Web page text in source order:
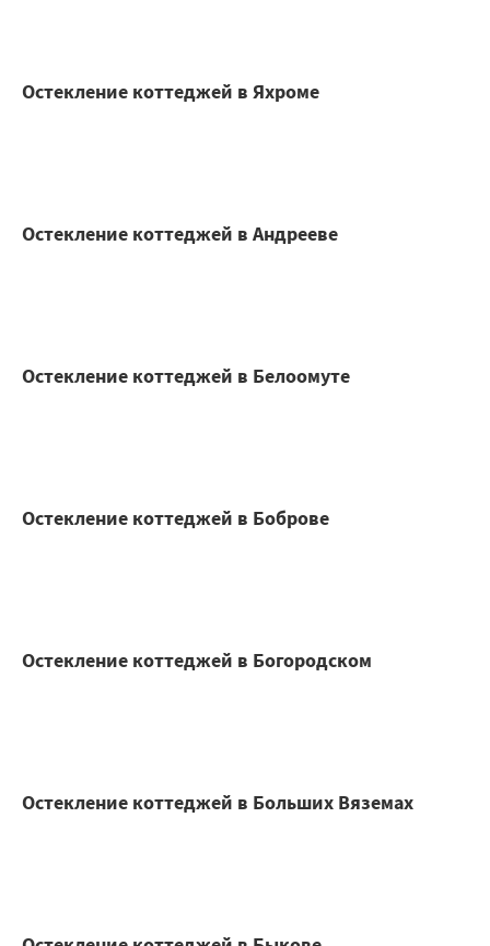
Остекление коттеджей в Яхроме
Остекление коттеджей в Андрееве
Остекление коттеджей в Белоомуте
Остекление коттеджей в Боброве
Остекление коттеджей в Богородском
Остекление коттеджей в Больших Вяземах